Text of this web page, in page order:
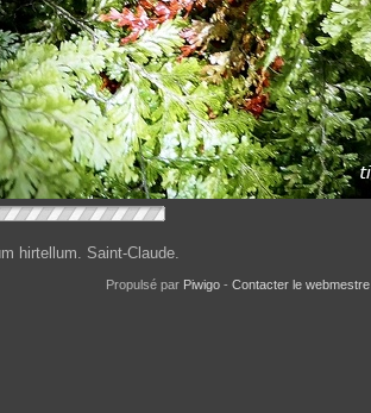
hirtellum. Saint-Claude.
Propulsé par Piwigo - Contacter le webmestre